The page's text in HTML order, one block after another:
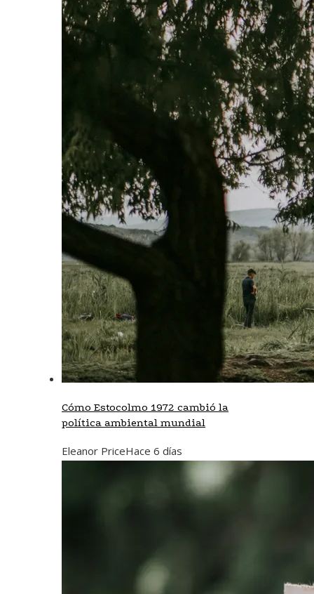
Cómo Estocolmo 1972 cambió la
política ambiental mundial
Eleanor PriceHace 6 días